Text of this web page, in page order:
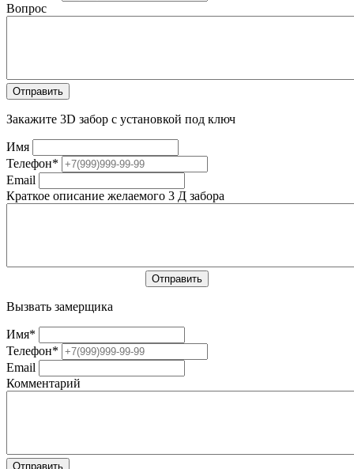
Вопрос
Закажите 3D забор с установкой под ключ
Имя
Телефон*
Email
Краткое описание желаемого 3 Д забора
Вызвать замерщика
Имя*
Телефон*
Email
Комментарий